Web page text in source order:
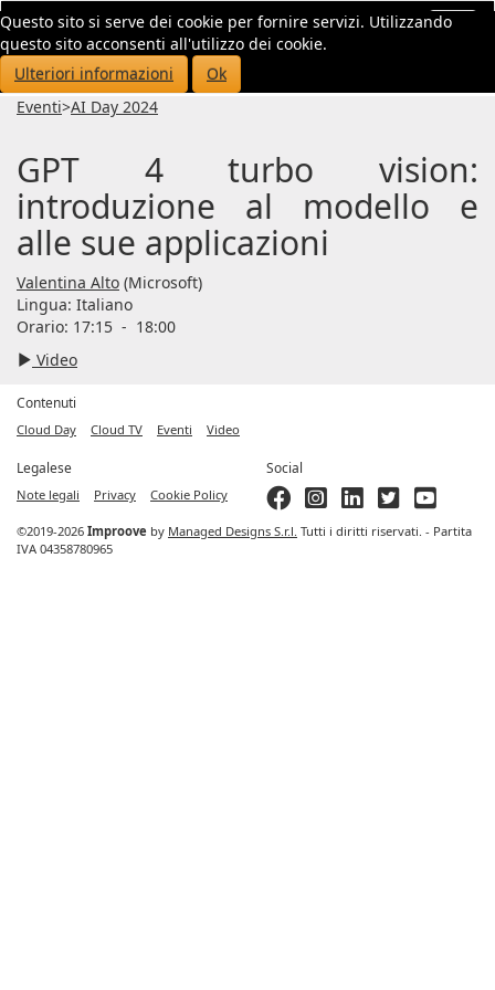
Questo sito si serve dei cookie per fornire servizi. Utilizzando
questo sito acconsenti all'utilizzo dei cookie.
Ulteriori informazioni
Ok
Eventi>AI Day 2024
GPT 4 turbo vision:
introduzione al modello e
alle sue applicazioni
Valentina Alto (Microsoft)
Lingua: Italiano
Orario: 17:15 - 18:00
Video
Contenuti
Cloud Day Cloud TV Eventi Video
Legalese
Note legali Privacy Cookie Policy
Social
©2019-2026 Improove by Managed Designs S.r.l. Tutti i diritti riservati. - Partita
IVA 04358780965